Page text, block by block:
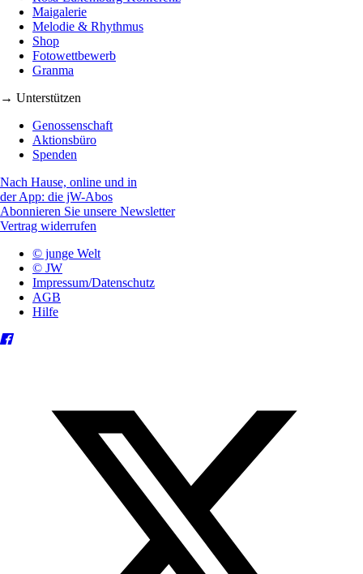
Maigalerie
Melodie & Rhythmus
Shop
Fotowettbewerb
Granma
→ Unterstützen
Genossenschaft
Aktionsbüro
Spenden
Nach Hause, online und in
der App: die jW-Abos
Abonnieren Sie unsere Newsletter
Vertrag widerrufen
© junge Welt
© JW
Impressum/Datenschutz
AGB
Hilfe